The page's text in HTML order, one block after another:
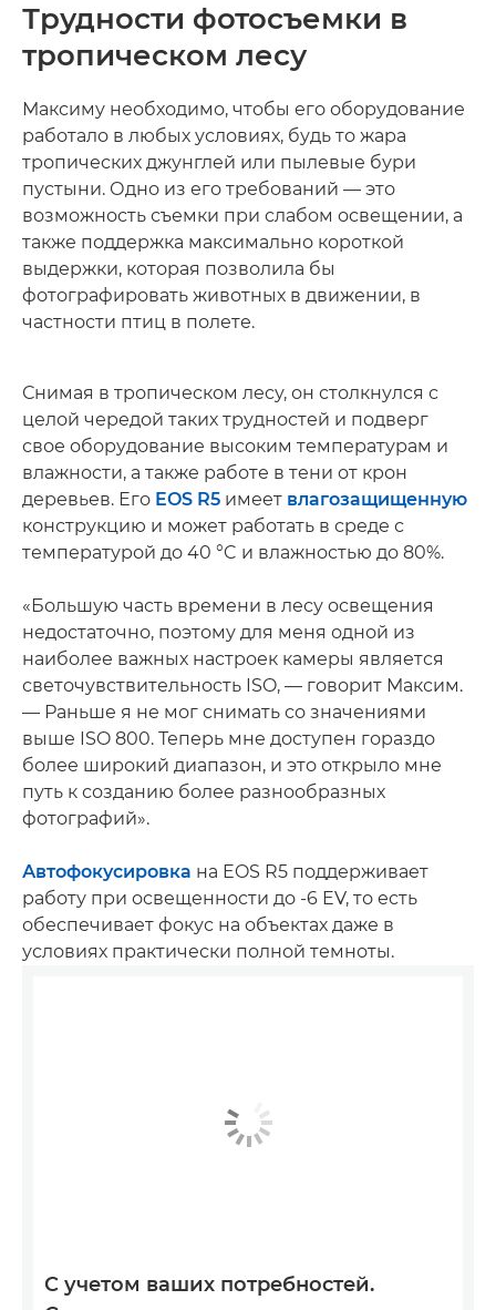
Трудности фотосъемки в
тропическом лесу
Максиму необходимо, чтобы его оборудование
работало в любых условиях, будь то жара
тропических джунглей или пылевые бури
пустыни. Одно из его требований — это
возможность съемки при слабом освещении, а
также поддержка максимально короткой
выдержки, которая позволила бы
фотографировать животных в движении, в
частности птиц в полете.
Снимая в тропическом лесу, он столкнулся с
целой чередой таких трудностей и подверг
свое оборудование высоким температурам и
влажности, а также работе в тени от крон
деревьев. Его EOS R5 имеет влагозащищенную
конструкцию и может работать в среде с
температурой до 40 °C и влажностью до 80%.
«Большую часть времени в лесу освещения
недостаточно, поэтому для меня одной из
наиболее важных настроек камеры является
светочувствительность ISO, — говорит Максим.
— Раньше я не мог снимать со значениями
выше ISO 800. Теперь мне доступен гораздо
более широкий диапазон, и это открыло мне
путь к созданию более разнообразных
фотографий».
Автофокусировка на EOS R5 поддерживает
работу при освещенности до -6 EV, то есть
обеспечивает фокус на объектах даже в
условиях практически полной темноты.
С учетом ваших потребностей.